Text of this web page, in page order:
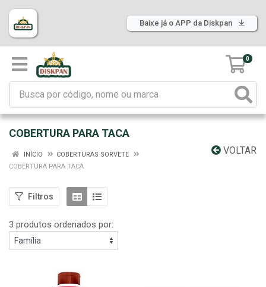
Baixe já o APP da Diskpan
0
COBERTURA PARA TACA
VOLTAR
INÍCIO
COBERTURAS SORVETE
COBERTURA PARA TACA
Filtros
3 produtos ordenados por: